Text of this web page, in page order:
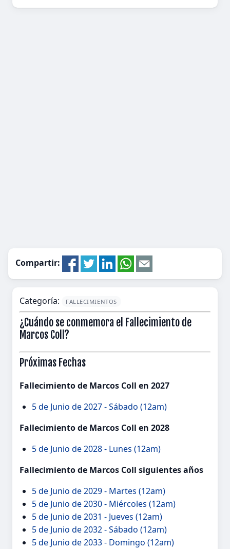
Compartir:
Categoría: FALLECIMIENTOS
¿Cuándo se conmemora el Fallecimiento de
Marcos Coll?
Próximas Fechas
Fallecimiento de Marcos Coll en 2027
5 de Junio de 2027 - Sábado (12am)
Fallecimiento de Marcos Coll en 2028
5 de Junio de 2028 - Lunes (12am)
Fallecimiento de Marcos Coll siguientes años
5 de Junio de 2029 - Martes (12am)
5 de Junio de 2030 - Miércoles (12am)
5 de Junio de 2031 - Jueves (12am)
5 de Junio de 2032 - Sábado (12am)
5 de Junio de 2033 - Domingo (12am)